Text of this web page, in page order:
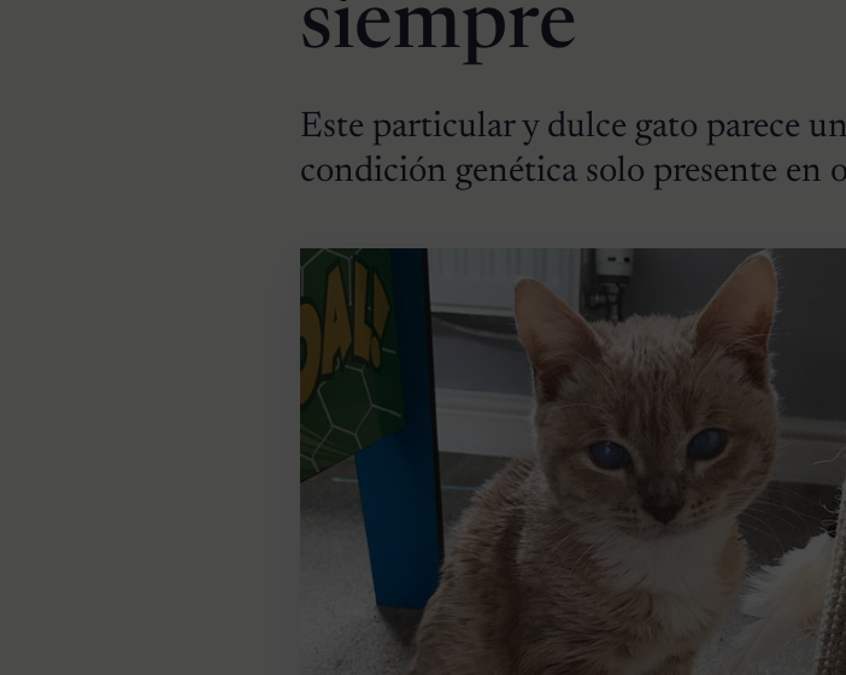
siempre
Este particular y dulce gato parece
condición genética solo presente en